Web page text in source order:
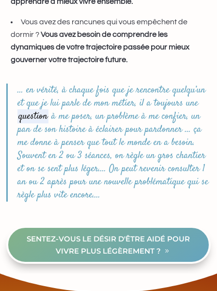
Vous avez des rancunes qui vous empêchent de
dormir ?Vous avez besoin de comprendre les
dynamiques de votre trajectoire passée pour mieux
gouverner votre trajectoire future.
… en vérité, à chaque fois que je rencontre quelqu’un
et que je lui parle de mon métier, il a toujours une
question à me poser, un problème à me confier, un
pan de son histoire à éclairer pour pardonner … ça
me donne à penser que tout le monde en a besoin.
Souvent en 2 ou 3 séances, on règle un gros chantier
et on se sent plus léger…. On peut revenir consulter 1
an ou 2 après pour une nouvelle problématique qui se
règle plus vite encore….
SENTEZ-VOUS LE DÉSIR D'ÊTRE AIDÉ POUR
VIVRE PLUS LÉGÈREMENT ?